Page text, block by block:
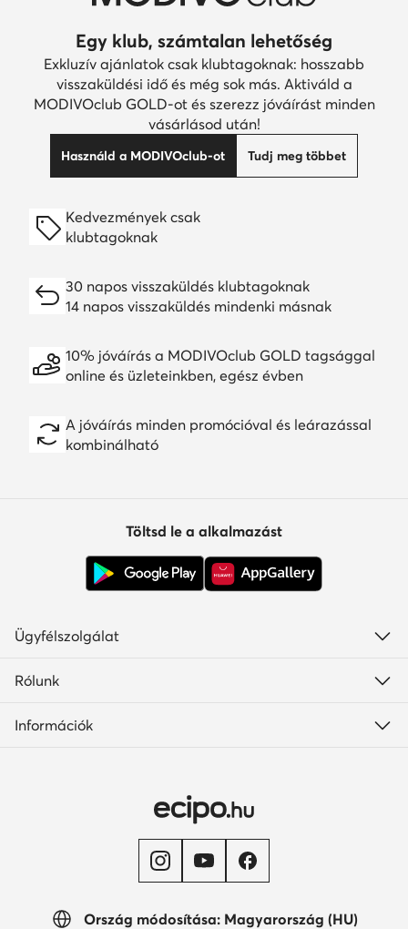
Egy klub, számtalan lehetőség
Exkluzív ajánlatok csak klubtagoknak: hosszabb
visszaküldési idő és még sok más. Aktiváld a
MODIVOclub GOLD-ot és szerezz jóváírást minden
vásárlásod után!
Használd a MODIVOclub-ot Tudj meg többet
Kedvezmények csak
klubtagoknak
30 napos visszaküldés klubtagoknak
14 napos visszaküldés mindenki másnak
10% jóváírás a MODIVOclub GOLD tagsággal
online és üzleteinkben, egész évben
A jóváírás minden promócióval és leárazással
kombinálható
Ország módosítása: Magyarország (HU)
Töltsd le a alkalmazást
Ügyfélszolgálat
Rólunk
Információk